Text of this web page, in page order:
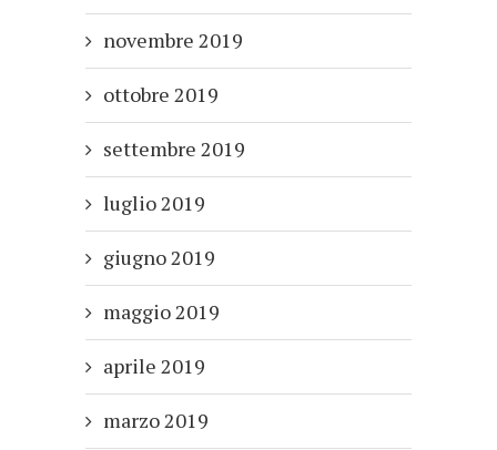
novembre 2019
ottobre 2019
settembre 2019
luglio 2019
giugno 2019
maggio 2019
aprile 2019
marzo 2019